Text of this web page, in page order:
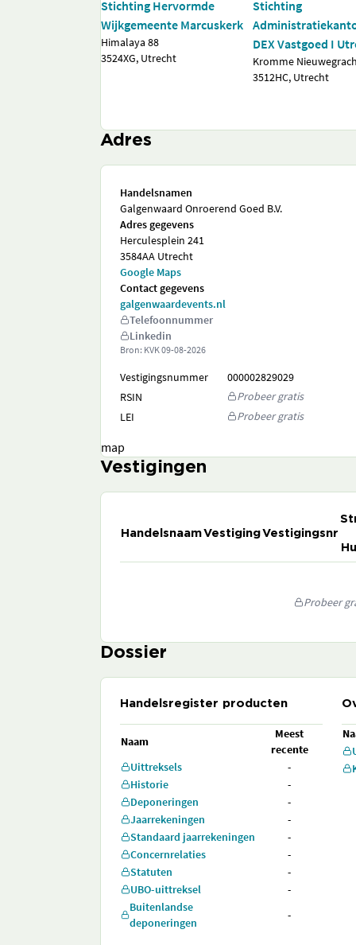
Stichting Hervormde
Wijkgemeente Marcuskerk
Himalaya 88
3524XG, Utrecht
Stichting
DEX Vastgoed I
Kromme
3512HC, Utrecht
Adres
Handelsnamen
Galgenwaard Onroerend Goed B.V.
Adres gegevens
Herculesplein 241
3584AA Utrecht
Google Maps
Contact gegevens
galgenwaardevents.nl
Telefoonnummer
Linkedin
Bron: KVK09-08-2026
Vestigingsnummer
000002829029
RSIN
Probeer gratis
LEI
Probeer gratis
map
Vestigingen
HandelsnaamVestigingVestigingsnr
Probeer
Dossier
Handelsregister producten
Naam
Meest
recente
Uittreksels
-
Historie
-
Deponeringen
-
Jaarrekeningen
-
Standaard jaarrekeningen
-
Concernrelaties
-
Statuten
-
UBO-uittreksel
-
Buitenlandse
deponeringen
-